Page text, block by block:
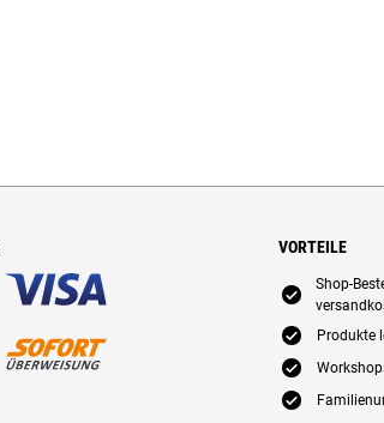
VORTEILE
E
Shop-
E Produkte
E
E